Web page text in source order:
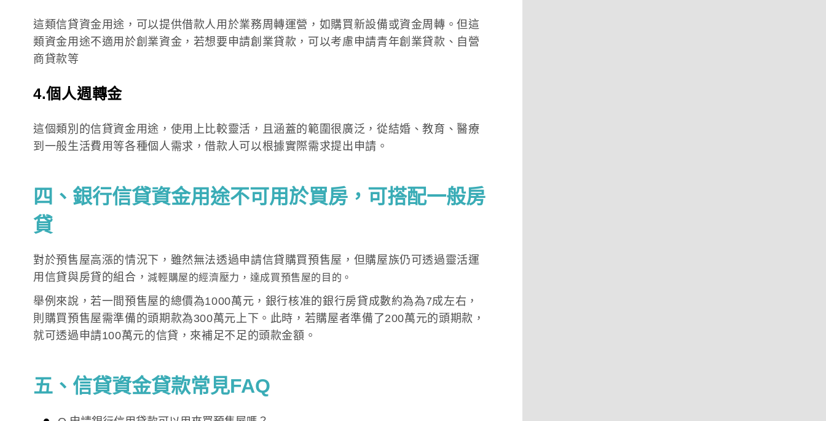
這類信貸資金用途，可以提供借款人用於業務周轉運營，如購買新設備或資金周轉。但這
類資金用途不適用於創業資金，若想要申請創業貸款，可以考慮申請青年創業貸款、自營
商貸款等
4.個人週轉金
這個類別的信貸資金用途，使用上比較靈活，且涵蓋的範圍很廣泛，從結婚、教育、醫療
到一般生活費用等各種個人需求，借款人可以根據實際需求提出申請。
四、銀行信貸資金用途不可用於買房，可搭配一般房
貸
對於預售屋高漲的情況下，雖然無法透過申請信貸購買預售屋，但購屋族仍可透過靈活運
用信貸與房貸的組合，減輕購屋的經濟壓力， 達成買預售屋的目的。
舉例來說，若一間預售屋的總價為1000萬元，銀行核准的銀行房貸成數約為為7成左右，
則購買預售屋需準備的頭期款為300萬元上下。此時，若購屋者準備了200萬元的頭期款，
就可透過申請100萬元的信貸，來補足不足的頭款金額。
五、信貸資金貸款常見FAQ